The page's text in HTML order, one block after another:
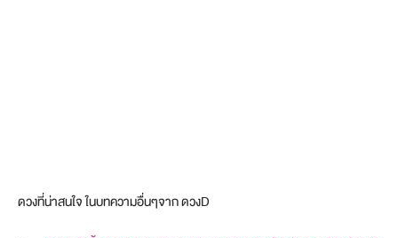
ดวงที่น่าสนใจ ในบทความอื่นๆจาก ดวงD